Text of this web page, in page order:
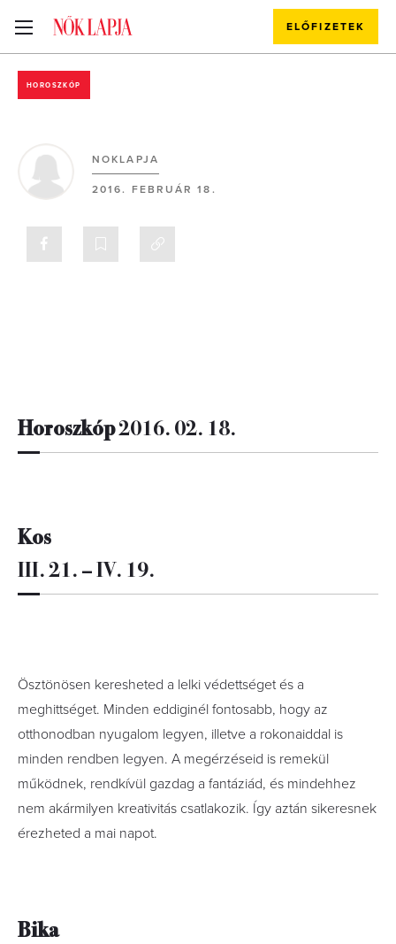
ELŐFIZETEK
HOROSZKÓP
NOKLAPJA
2016. FEBRUÁR 18.
Horoszkóp2016. 02. 18.
Kos
III. 21. – IV. 19.
Ösztönösen keresheted a lelki védettséget és a
meghittséget. Minden eddiginél fontosabb, hogy az
otthonodban nyugalom legyen, illetve a rokonaiddal is
minden rendben legyen. A megérzéseid is remekül
működnek, rendkívül gazdag a fantáziád, és mindehhez
nem akármilyen kreativitás csatlakozik. Így aztán sikeresnek
érezheted a mai napot.
Bika